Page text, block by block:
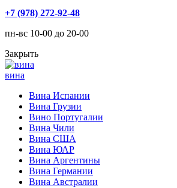
+7 (978) 272-92-48
пн-вс 10-00 до 20-00
Закрыть
вина
Вина Испании
Вина Грузии
Вино Португалии
Вина Чили
Вина США
Вина ЮАР
Вина Аргентины
Вина Германии
Вина Австралии